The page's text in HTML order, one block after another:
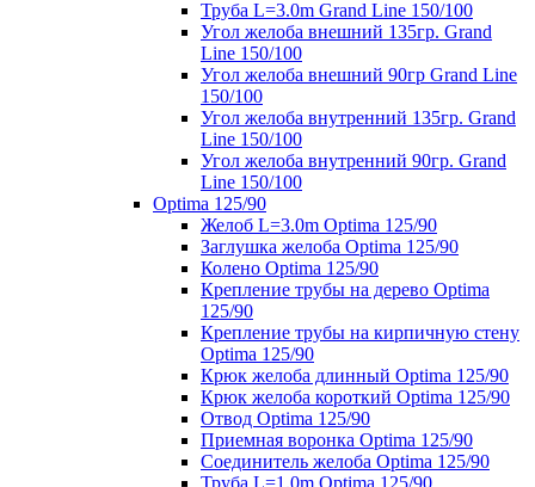
Труба L=3.0m Grand Line 150/100
Угол желоба внешний 135гр. Grand
Line 150/100
Угол желоба внешний 90гр Grand Line
150/100
Угол желоба внутренний 135гр. Grand
Line 150/100
Угол желоба внутренний 90гр. Grand
Line 150/100
Optima 125/90
Желоб L=3.0m Optima 125/90
Заглушка желоба Optima 125/90
Колено Optima 125/90
Крепление трубы на дерево Optima
125/90
Крепление трубы на кирпичную стену
Optima 125/90
Крюк желоба длинный Optima 125/90
Крюк желоба короткий Optima 125/90
Отвод Optima 125/90
Приемная воронка Optima 125/90
Соединитель желоба Optima 125/90
Труба L=1.0m Optima 125/90